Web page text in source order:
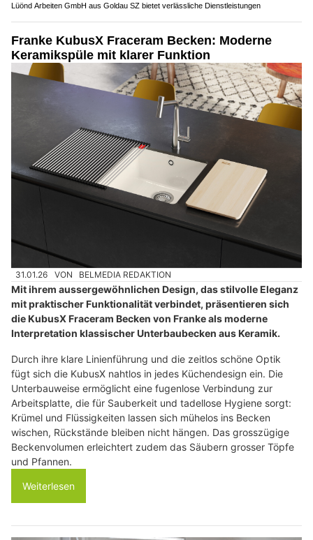
Lüönd Arbeiten GmbH aus Goldau SZ bietet verlässliche Dienstleistungen
Franke KubusX Fraceram Becken: Moderne
Keramikspüle mit klarer Funktion
31.01.26 VON BELMEDIA REDAKTION
Mit ihrem aussergewöhnlichen Design, das stilvolle Eleganz
mit praktischer Funktionalität verbindet, präsentieren sich
die KubusX Fraceram Becken von Franke als moderne
Interpretation klassischer Unterbaubecken aus Keramik.
Durch ihre klare Linienführung und die zeitlos schöne Optik
fügt sich die KubusX nahtlos in jedes Küchendesign ein. Die
Unterbauweise ermöglicht eine fugenlose Verbindung zur
Arbeitsplatte, die für Sauberkeit und tadellose Hygiene sorgt:
Krümel und Flüssigkeiten lassen sich mühelos ins Becken
wischen, Rückstände bleiben nicht hängen. Das grosszügige
Beckenvolumen erleichtert zudem das Säubern grosser Töpfe
und Pfannen.
Weiterlesen